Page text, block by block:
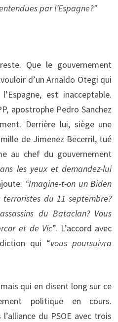
par l’Espagne?”
Que le gouvernement
d’un Arnaldo Otegi qui
est inacceptable.
apostrophe Pedro Sanchez
Derrière lui, siège une
de Jimenez Becerril, tué
au chef du gouvernement
les yeux et demandez-lui
“Imagine-t-on un Biden
du 11 septembre?
du Bataclan? Vous
et de Vic”. L’accord avec
qui “vous poursuivra
qui en disent long sur ce
politique en cours.
du PSOE avec trois